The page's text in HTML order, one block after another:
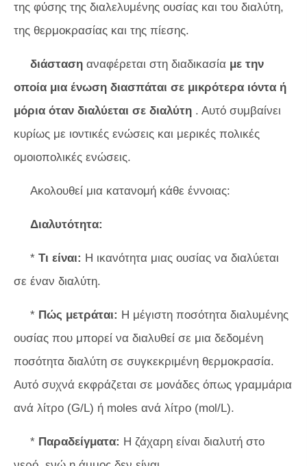
της φύσης της διαλελυμένης ουσίας και του διαλύτη,
της θερμοκρασίας και της πίεσης.
διάσταση αναφέρεται στη διαδικασία με την
οποία μια ένωση διασπάται σε μικρότερα ιόντα ή
μόρια όταν διαλύεται σε διαλύτη . Αυτό συμβαίνει
κυρίως με ιοντικές ενώσεις και μερικές πολικές
ομοιοπολικές ενώσεις.
Ακολουθεί μια κατανομή κάθε έννοιας:
Διαλυτότητα:
* Τι είναι: Η ικανότητα μιας ουσίας να διαλύεται
σε έναν διαλύτη.
* Πώς μετράται: Η μέγιστη ποσότητα διαλυμένης
ουσίας που μπορεί να διαλυθεί σε μια δεδομένη
ποσότητα διαλύτη σε συγκεκριμένη θερμοκρασία.
Αυτό συχνά εκφράζεται σε μονάδες όπως γραμμάρια
ανά λίτρο (G/L) ή moles ανά λίτρο (mol/L).
* Παραδείγματα: Η ζάχαρη είναι διαλυτή στο